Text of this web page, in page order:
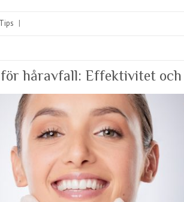
Tips |
för håravfall: Effektivitet